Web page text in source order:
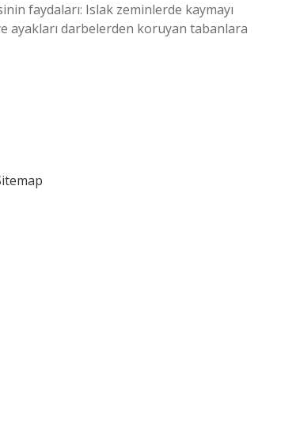
faydaları: Islak zeminlerde kaymayı
ayakları darbelerden koruyan tabanlara